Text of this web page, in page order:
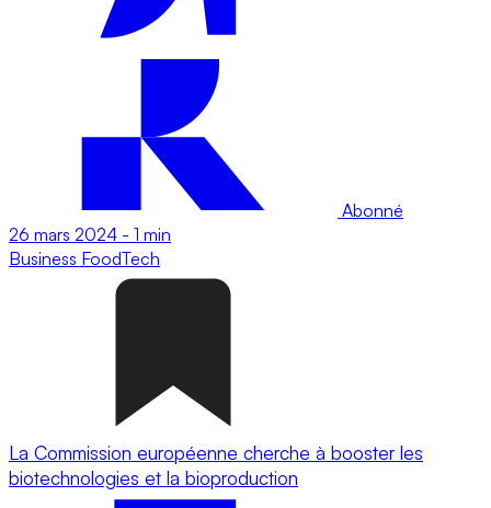
Abonné
26 mars 2024 - 1 min
Business FoodTech
La Commission européenne cherche à booster les
biotechnologies et la bioproduction